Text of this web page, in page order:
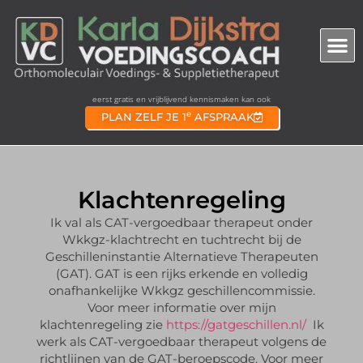
eerst gratis en vrijblijvend kennismaken kan ook
PLAN ZELF JE 1eAFSPRAAK
Klachtenregeling
Ik val als CAT-vergoedbaar therapeut onder
Wkkgz-klachtrecht en tuchtrecht bij de
Geschilleninstantie Alternatieve Therapeuten
(GAT). GAT is een rijks erkende en volledig
onafhankelijke Wkkgz geschillencommissie.
Voor meer informatie over mijn
klachtenregeling zie https://gatgeschillen.nl/ Ik
werk als CAT-vergoedbaar therapeut volgens de
richtlijnen van de GAT-beroepscode. Voor meer